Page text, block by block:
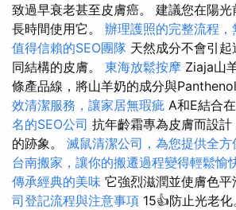
致過早衰老甚至皮膚癌。 建議您在陽
長時間使用它。 辦理護照的完整流程，
值得信賴的SEO團隊 天然成分不會引
同結構的皮膚。 東海放鬆按摩 Ziaja山
條產品線，將山羊奶的成分與
效清潔服務，讓家居無瑕疵 A和E結合
名的SEO公司 抗年齡霜專為皮膚而設
的跡象。 滅鼠清潔公司，為您提供全
台南搬家，讓你的搬遷過程變得輕鬆愉
傳承經典的美味 它強烈滋潤並使膚色平
司登記流程與注意事項 15👍防止光老化